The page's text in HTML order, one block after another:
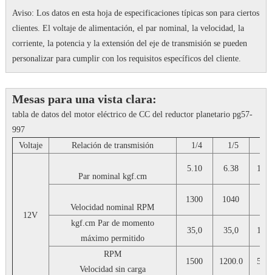
Aviso: Los datos en esta hoja de especificaciones típicas son para ciertos
clientes. El voltaje de alimentación, el par nominal, la velocidad, la
corriente, la potencia y la extensión del eje de transmisión se pueden
personalizar para cumplir con los requisitos específicos del cliente.
Mesas para una vista clara:
tabla de datos del motor eléctrico de CC del reductor planetario pg57-
997
Voltaje
Relación de transmisión 1/4 1/5
12V
Par nominal kgf.cm
5.10 6.38
Velocidad nominalRPM
1300 1040
kgf.cm Par de momento
máximo permitido
35,0 35,0
RPM
Velocidad sin carga
1500 1200.0